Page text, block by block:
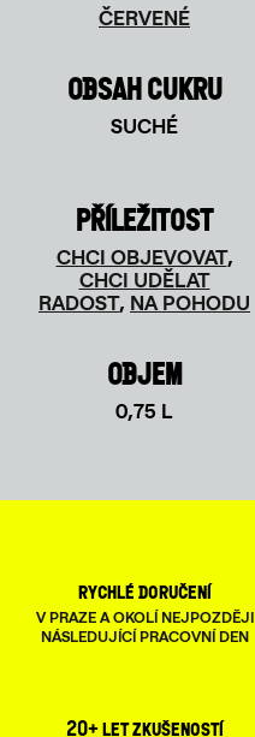
ČERVENÉ
OBSAH CUKRU
SUCHÉ
PŘÍLEŽITOST
CHCI OBJEVOVAT,
CHCI UDĚLAT
RADOST, NA POHODU
OBJEM
0,75 L
rychlé doručení
V PRAZE A OKOLÍ NEJPOZDĚJI
NÁSLEDUJÍCÍ PRACOVNÍ DEN
20+ let zkušeností